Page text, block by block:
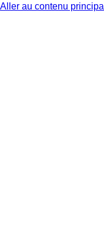
Aller au contenu principal